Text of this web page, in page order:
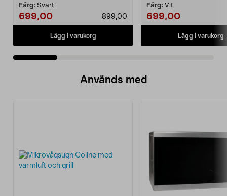
Färg: Svart
699,00 899,00
Lägg i varukorg
Färg: Vit
699,00
Lägg i varukorg
Används med